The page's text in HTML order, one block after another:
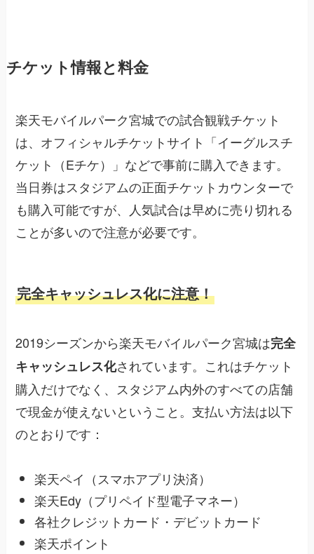
チケット情報と料金
楽天モバイルパーク宮城での試合観戦チケット
は、オフィシャルチケットサイト「イーグルスチ
ケット（Eチケ）」などで事前に購入できます。
当日券はスタジアムの正面チケットカウンターで
も購入可能ですが、人気試合は早めに売り切れる
ことが多いので注意が必要です。
完全キャッシュレス化に注意！
2019シーズンから楽天モバイルパーク宮城は完全
キャッシュレス化されています。これはチケット
購入だけでなく、スタジアム内外のすべての店舗
で現金が使えないということ。支払い方法は以下
のとおりです：
楽天ペイ（スマホアプリ決済）
楽天Edy（プリペイド型電子マネー）
各社クレジットカード・デビットカード
楽天ポイント